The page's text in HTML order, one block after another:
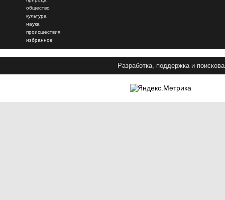
общество
культура
наука
происшествия
избранное
Разработка, поддержка и